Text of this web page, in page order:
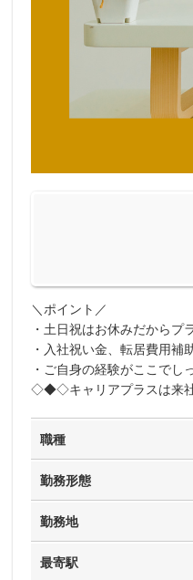
＼ポイント／
・土日祝はお休みだから
・入社祝い金、転居費用補
・ご自身の経験がここでし
◇◆◇キャリアプラスは来
職種
勤務形態
勤務地
最寄駅